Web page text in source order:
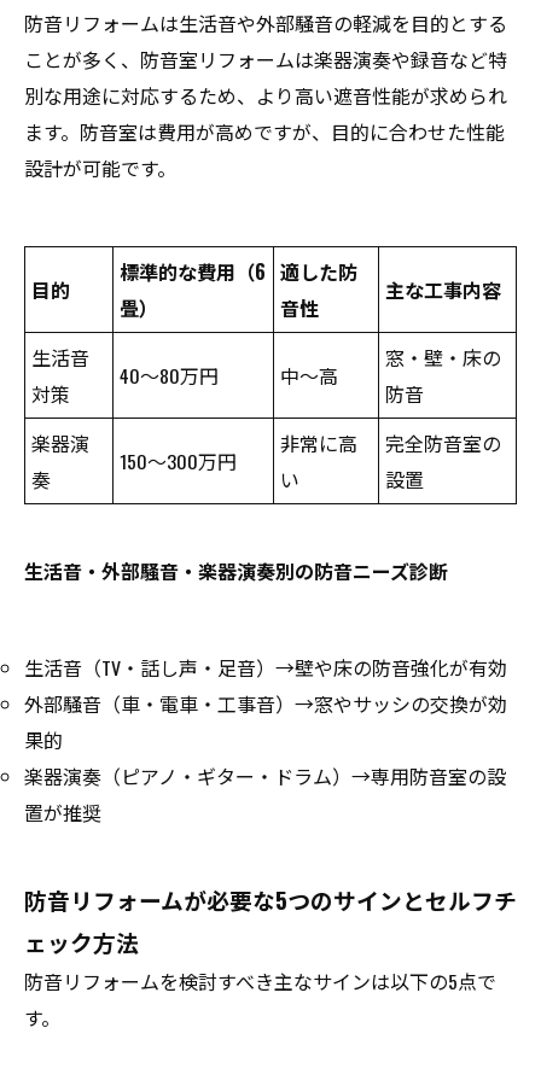
防音リフォームは生活音や外部騒音の軽減を目的とする
ことが多く、防音室リフォームは楽器演奏や録音など特
別な用途に対応するため、より高い遮音性能が求められ
ます。防音室は費用が高めですが、目的に合わせた性能
設計が可能です。
目的
標準的な費用（6
畳）
適した防
音性
主な工事内容
生活音
対策
40～80万円 中〜高
窓・壁・床の
防音
楽器演
奏
150～300万円
非常に高
い
完全防音室の
設置
生活音・外部騒音・楽器演奏別の防音ニーズ診断
生活音（TV・話し声・足音）→壁や床の防音強化が有効
外部騒音（車・電車・工事音）→窓やサッシの交換が効
果的
楽器演奏（ピアノ・ギター・ドラム）→専用防音室の設
置が推奨
防音リフォームが必要な5つのサインとセルフチ
ェック方法
防音リフォームを検討すべき主なサインは以下の5点で
す。